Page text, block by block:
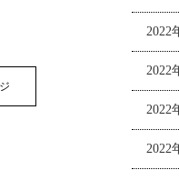
2022
2022
2022
2022